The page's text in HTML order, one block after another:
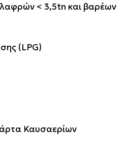
< 3,5tn και βαρέων
(LPG)
Καυσαερίων